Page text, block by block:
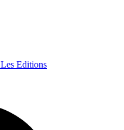
Les Editions